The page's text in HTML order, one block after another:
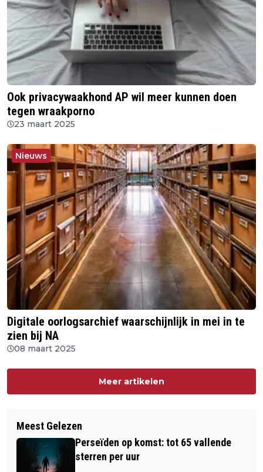
Ook privacywaakhond AP wil meer kunnen doen
tegen wraakporno
23 maart 2025
Nieuws
Digitale oorlogsarchief waarschijnlijk in mei in te
zien bij NA
08 maart 2025
Meer artikelen
Meest Gelezen
Perseïden op komst: tot 65 vallende
sterren per uur